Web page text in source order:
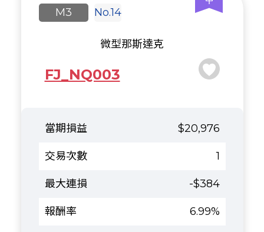
No.14
FJ_NQ003
微型那斯達克
M3
$20,976
1
-$384
6.99%